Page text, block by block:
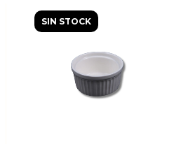
SIN STOCK